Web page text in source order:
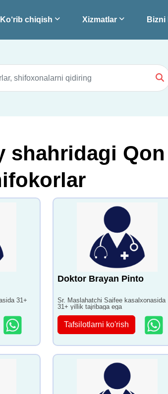
Ko‘rib chiqish Xizmatlar Bizni
shahridagi
31+
Doktor Brayan Pinto
Sr. Maslahatchi Saifee kasalxonasida
31+ yillik tajribaga ega
Tafsilotlarni ko'rish